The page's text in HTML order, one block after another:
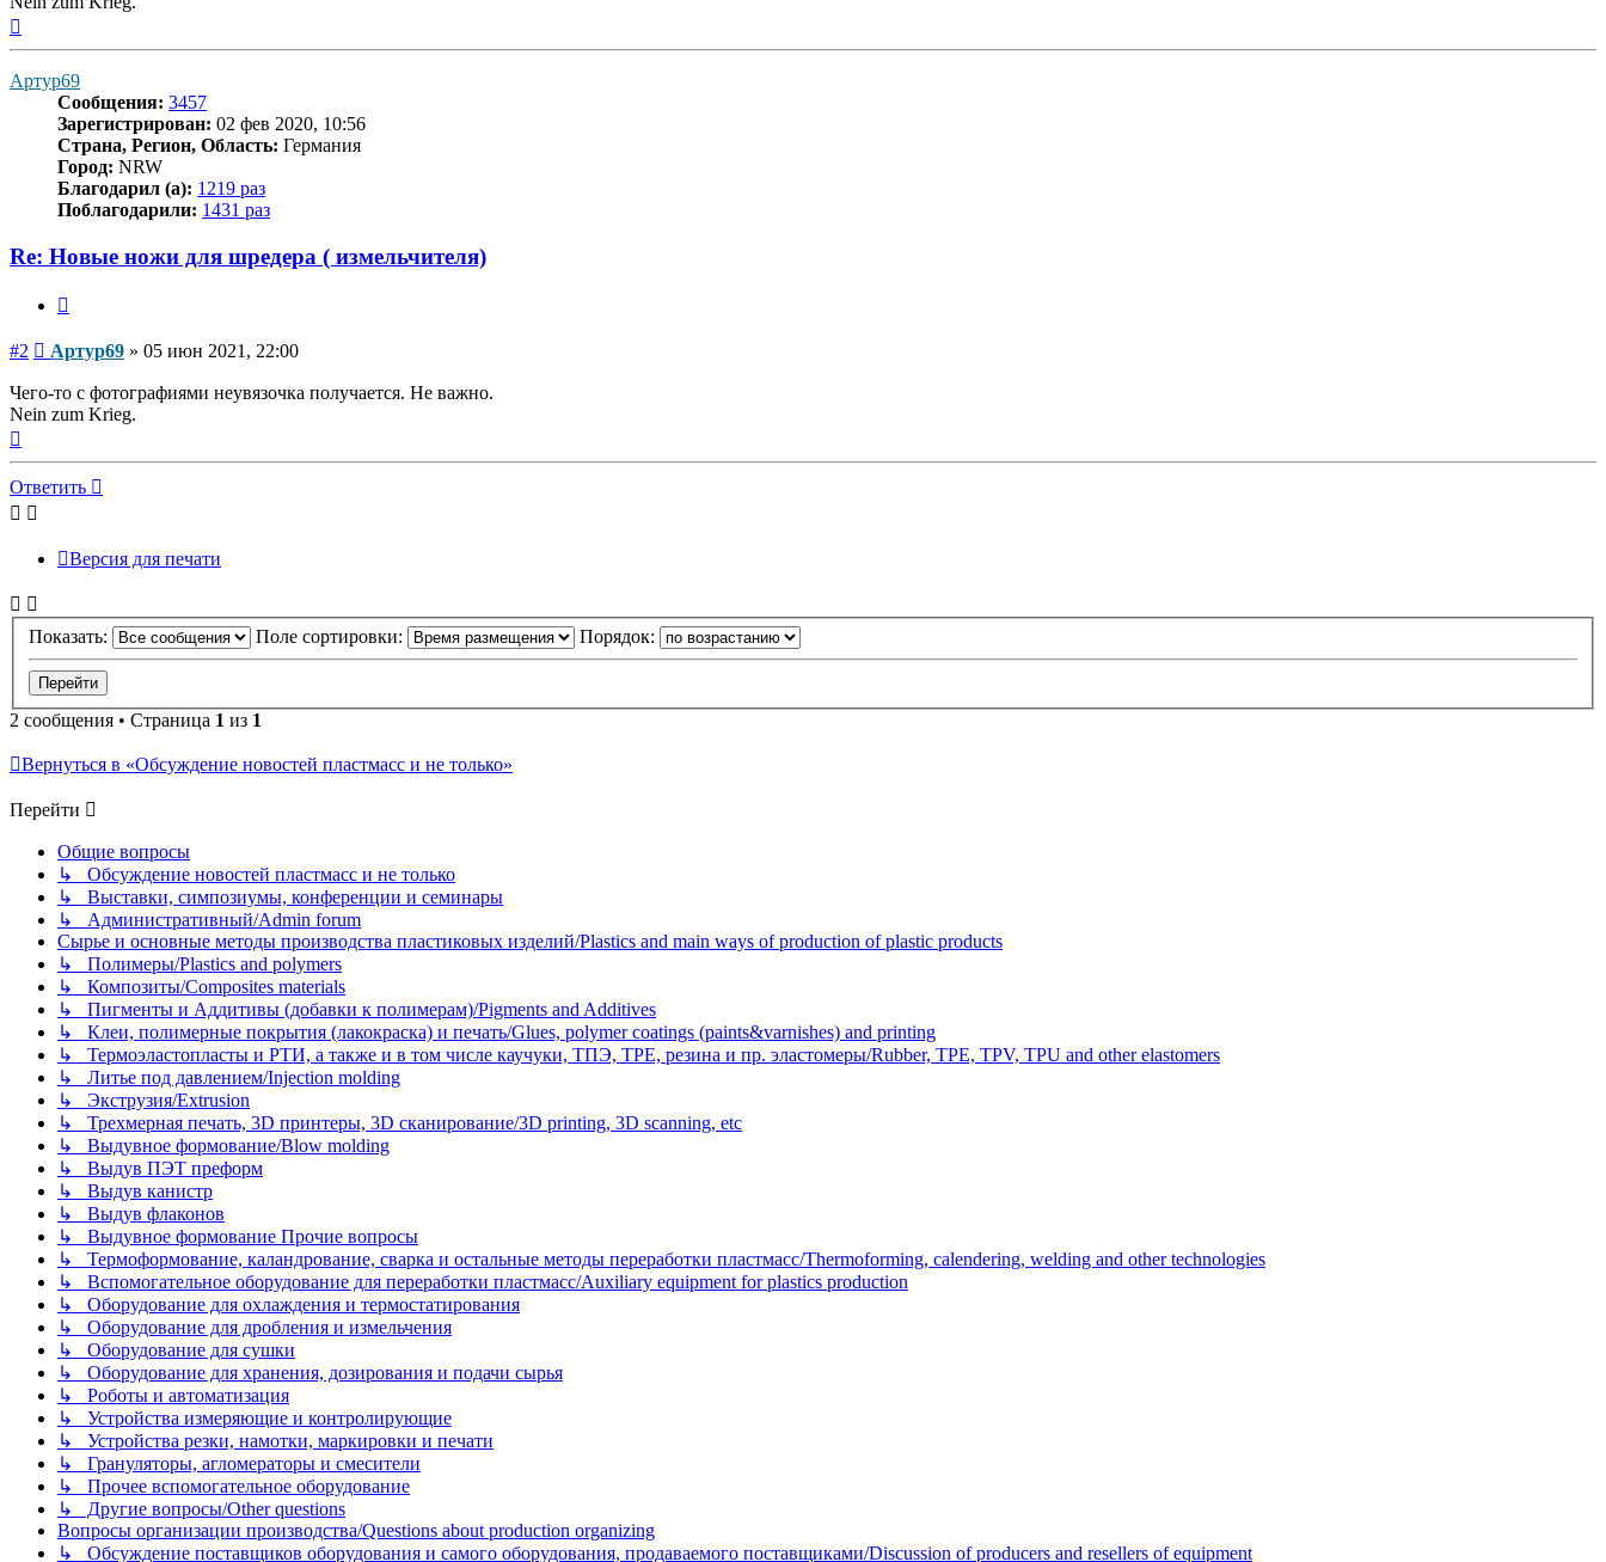
Артур69
Сообщения: 3457
Зарегистрирован: 02 фев 2020, 10:56
Страна, Регион, Область: Германия
Город: NRW
Благодарил (а): 1219 раз
Поблагодарили: 1431 раз
Re: Новые ножи для шредера ( измельчителя)
#2 Сообщение
Артур69 » 05 июн 2021, 22:00
Чего-то с фотографиями неувязочка получается. Не важно.
Nein zum Krieg.
началу
Ответить
Версия для печати
Показать: Поле сортировки: Порядок:
2 сообщения • Страница 1 из 1
Вернуться в «Обсуждение новостей пластмасс и не только»
Перейти
Общие вопросы
↳ Обсуждение новостей пластмасс и не только
↳ Выставки, симпозиумы, конференции и семинары
↳ Административный/Admin forum
Сырье и основные методы производства пластиковых изделий/Plastics and main ways of production of plastic products
↳ Полимеры/Plastics and polymers
↳ Композиты/Сomposites materials
↳ Пигменты и Аддитивы (добавки к полимерам)/Pigments and Additives
↳ Клеи, полимерные покрытия (лакокраска) и печать/Glues, polymer coatings (paints&varnishes) and printing
↳ Термоэластопласты и РТИ, а также и в том числе каучуки, ТПЭ, TPE, резина и пр. эластомеры/Rubber, TPE, TPV, TPU and other elastomers
↳ Литье под давлением/Injection molding
↳ Экструзия/Extrusion
↳ Трехмерная печать, 3D принтеры, 3D сканирование/3D printing, 3D scanning, etc
↳ Выдувное формование/Blow molding
↳ Выдув ПЭТ преформ
↳ Выдув канистр
↳ Выдув флаконов
↳ Выдувное формование Прочие вопросы
↳ Термоформование, каландрование, сварка и остальные методы переработки пластмасс/Thermoforming, calendering, welding and other technologies
↳ Вспомогательное оборудование для переработки пластмасс/Auxiliary equipment for plastics production
↳ Оборудование для охлаждения и термостатирования
↳ Оборудование для дробления и измельчения
↳ Оборудование для сушки
↳ Оборудование для хранения, дозирования и подачи сырья
↳ Роботы и автоматизация
↳ Устройства измеряющие и контролирующие
↳ Устройства резки, намотки, маркировки и печати
↳ Грануляторы, агломераторы и смесители
↳ Прочее вспомогательное оборудование
↳ Другие вопросы/Other questions
Вопросы организации производства/Questions about production organizing
↳ Обсуждение поставщиков оборудования и самого оборудования, продаваемого поставщиками/Discussion of producers and resellers of equipment